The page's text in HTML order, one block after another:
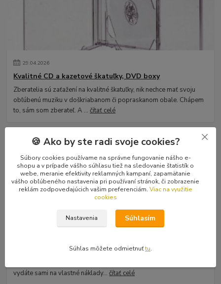
29.04.2026
Kvalitné CD a kazetové škatuľky, DVD boxy
Zberatelia sú zaťažení na kvalitné škatuľky, nik nechce mať svoju
obľúbenú muziku v doškriabanom či popraskanom obale. Chápem
to, sám som zberateľ. A ...čítať celé
Spísal som blog na tému ako vydať knihu - buď si nájdete
vydáte sami na vlastné náklady...čítať celé
🍪 Ako by ste radi svoje cookies?
Súbory cookies používame na správne fungovanie nášho e-
shopu a v prípade vášho súhlasu tiež na sledovanie štatistík o
webe, meranie efektivity reklamných kampaní, zapamätanie
vášho obľúbeného nastavenia pri používaní stránok, či zobrazenie
reklám zodpovedajúcich vašim preferenciám. Viac na využitie
cookies
Nastavenia Súhlasím
Súhlas môžete odmietnuťtu.